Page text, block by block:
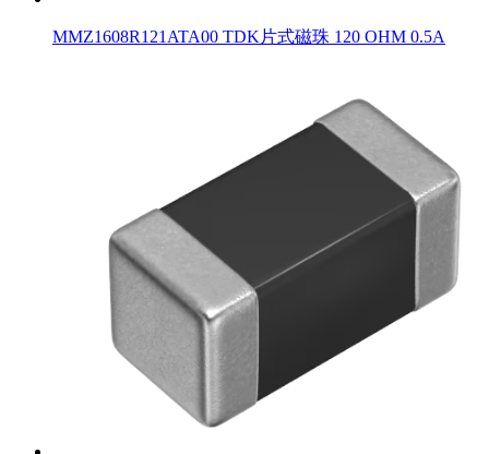
MMZ1608R121ATA00 TDK片式磁珠 120 OHM 0.5A